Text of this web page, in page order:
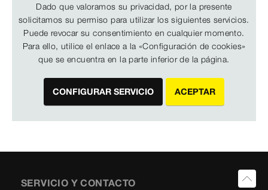
Dado que valoramos su privacidad, por la presente
solicitamos su permiso para utilizar los siguientes servicios.
Puede revocar su consentimiento en cualquier momento.
Para ello, utilice el enlace a la «Configuración de cookies»
que se encuentra en la parte inferior de la página.
CONFIGURAR SERVICIO ACEPTAR
SERVICIO Y CONTACTO